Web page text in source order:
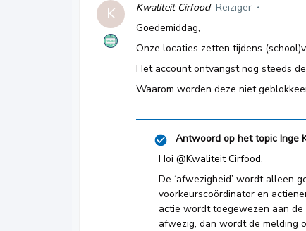
K Kwaliteit Cirfood Reiziger
Goedemiddag,
Onze locaties zetten tijdens
Het account ontvangst nog steeds
Waarom worden deze niet
Antwoord op het topic Inge
Hoi @Kwaliteit Cirfood,
De ‘afwezigheid’ wordt alleen
voorkeurscoördinator en
actie wordt toegewezen aan
afwezig, dan wordt de melding